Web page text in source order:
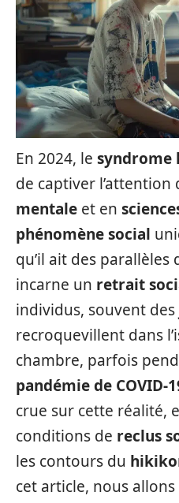
En 2024, le
de captiver l’attention
mentale et en
phénomène social
qu’il ait des parallèles
incarne un retrait
individus, souvent des
recroquevillent dans
chambre, parfois
pandémie de COVID-
crue sur cette réalité,
conditions de reclus
les contours du
cet article, nous